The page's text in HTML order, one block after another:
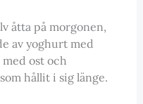
åtta på morgonen,
av yoghurt med
ost och
hållit i sig länge.